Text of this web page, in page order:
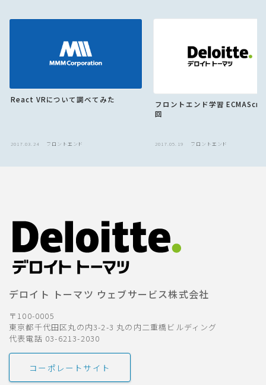
React VRについて調べてみた
2017.03.24 フロントエンド
フロントエンド学習
回
2017.05.19 フロントエンド
デロイト トーマツ ウェブサービス株式会社
〒100-0005
東京都千代田区丸の内3-2-3 丸の内二重橋ビルディング
代表電話 03-6213-2030
コーポレートサイト